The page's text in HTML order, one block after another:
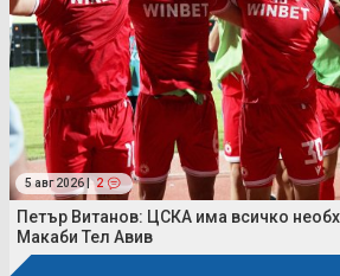
5 авг 2026 | 2
Петър Витанов: ЦСКА има всичко
Макаби Тел Авив